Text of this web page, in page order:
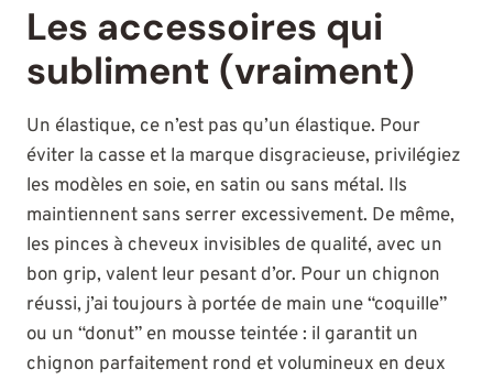
Les accessoires qui
subliment (vraiment)
Un élastique, ce n’est pas qu’un élastique. Pour
éviter la casse et la marque disgracieuse, privilégiez
les modèles en soie, en satin ou sans métal. Ils
maintiennent sans serrer excessivement. De même,
les pinces à cheveux invisibles de qualité, avec un
bon grip, valent leur pesant d’or. Pour un chignon
réussi, j’ai toujours à portée de main une “coquille”
ou un “donut” en mousse teintée : il garantit un
chignon parfaitement rond et volumineux en deux